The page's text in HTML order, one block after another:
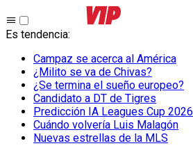
Es tendencia:
Campaz se acerca al América
¿Milito se va de Chivas?
¿Se termina el sueño europeo?
Candidato a DT de Tigres
Predicción IA Leagues Cup 2026
Cuándo volvería Luis Malagón
Nuevas estrellas de la MLS